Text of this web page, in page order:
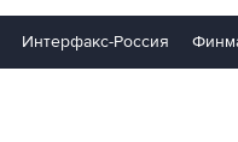
Интерфакс-Россия